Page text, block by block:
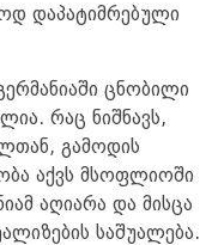
და­პა­ტიმ­რე­ბუ­ლი
ცნობილი
რაც ნიშნავს,
გამოდის
აქვს მსოფლიოში
აღიარა და მისცა
საშუალება.